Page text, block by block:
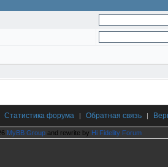
Статистика форума | Обратная связь |
MyBB Group and rewrite by Hi Fidelity Forum